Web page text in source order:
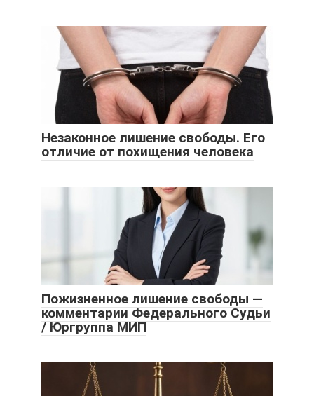
Незаконное лишение свободы. Его
отличие от похищения человека
Пожизненное лишение свободы —
комментарии Федерального Судьи
/ Юргруппа МИП